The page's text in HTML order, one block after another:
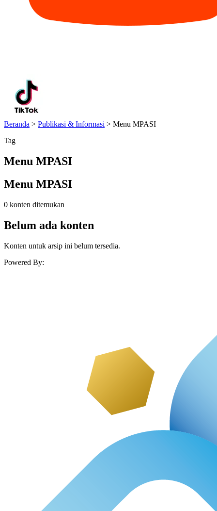
Beranda > Publikasi & Informasi > Menu MPASI
Tag
Menu MPASI
Menu MPASI
0 konten ditemukan
Belum ada konten
Konten untuk arsip ini belum tersedia.
Powered By: